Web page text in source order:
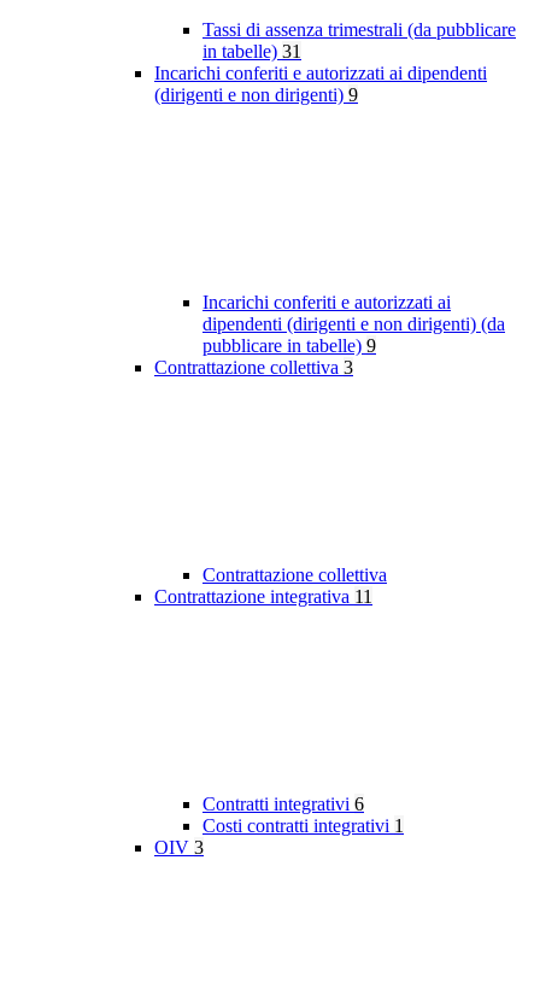
Tassi di assenza trimestrali (da pubblicare
in tabelle) 31
Incarichi conferiti e autorizzati ai dipendenti
(dirigenti e non dirigenti) 9
Incarichi conferiti e autorizzati ai
dipendenti (dirigenti e non dirigenti) (da
pubblicare in tabelle) 9
Contrattazione collettiva 3
Contrattazione collettiva
Contrattazione integrativa 11
Contratti integrativi 6
Costi contratti integrativi 1
OIV 3